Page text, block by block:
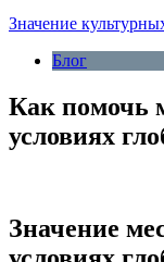
Значение
Блог
Как помочь
условиях
Значение